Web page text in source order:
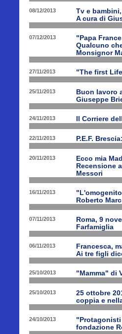
08/12/2013
Tv e
A cura di
07/12/2013
"Papa
Qualcuno
Monsignor
27/11/2013 "The first
25/11/2013
Buon lavoro
Giuseppe
24/11/2013 Il Corriere
22/11/2013 P.E.F.
20/11/2013
Ecco mia
Recensione
Messori
16/11/2013
Roberto
07/11/2013
Roma, 9
Farfamiglia
06/11/2013
Francesca,
Ai tre figli
25/10/2013 "Mamma" di
25/10/2013
25 ottobre
coppia e
24/10/2013
fondazione